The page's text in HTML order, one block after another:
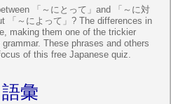
「～にとって」and 「～に対
「～によって」? The differences in
making them one of the trickier
These phrases and others
of this free Japanese quiz.
彙